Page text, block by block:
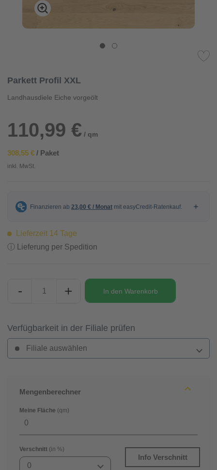
Parkett Profil XXL
Landhausdiele Eiche vorgeölt
110,99 € / qm
308,55 € / Paket
inkl. MwSt.
Lieferzeit 14 Tage
ⓘ Lieferung per Spedition
- + In den Warenkorb
Verfügbarkeit in der Filiale prüfen
Filiale auswählen
Mengenberechner
Meine Fläche (qm)
Verschnitt (in %)
0
Info Verschnitt